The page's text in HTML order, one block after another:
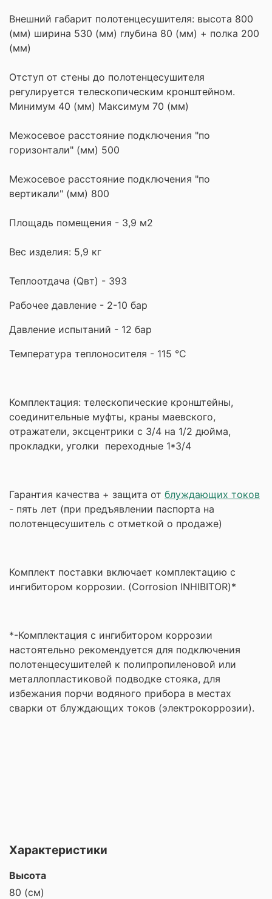
Внешний габарит полотенцесушителя: высота 800
(мм) ширина 530 (мм) глубина 80 (мм) + полка 200
(мм)
Отступ от стены до полотенцесушителя
регулируется телескопическим кронштейном.
Минимум 40 (мм) Максимум 70 (мм)
Межосевое расстояние подключения "по
горизонтали" (мм) 500
Межосевое расстояние подключения "по
вертикали" (мм) 800
Площадь помещения - 3,9 м2
Вес изделия: 5,9 кг
Теплоотдача (Qвт) - 393
Рабочее давление - 2-10 бар
Давление испытаний - 12 бар
Температура теплоносителя - 115 °С
Комплектация: телескопические кронштейны,
соединительные муфты, краны маевского,
отражатели, эксцентрики с 3/4 на 1/2 дюйма,
прокладки, уголки переходные 1*3/4
Гарантия качества + защита от блуждающих токов
- пять лет (при предъявлении паспорта на
полотенцесушитель с отметкой о продаже)
Комплект поставки включает комплектацию с
ингибитором коррозии. (Corrosion INHIBITOR)*
*-Комплектация с ингибитором коррозии
настоятельно рекомендуется для подключения
полотенцесушителей к полипропиленовой или
металлопластиковой подводке стояка, для
избежания порчи водяного прибора в местах
сварки от блуждающих токов (электрокоррозии).
Характеристики
Высота
80 (см)